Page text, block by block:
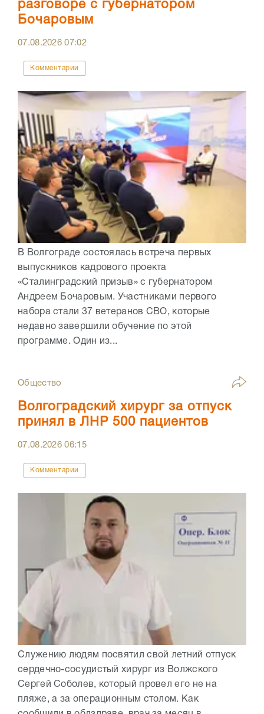
разговоре с губернатором
Бочаровым
07.08.202607:02
Комментарии
В Волгограде состоялась встреча первых
выпускников кадрового проекта
«Сталинградский призыв» с губернатором
Андреем Бочаровым. Участниками первого
набора стали 37 ветеранов СВО, которые
недавно завершили обучение по этой
программе. Один из...
Общество
Волгоградский хирург за отпуск
принял в ЛНР 500 пациентов
07.08.202606:15
Комментарии
Служению людям посвятил свой летний отпуск
сердечно-сосудистый хирург из Волжского
Сергей Соболев, который провел его не на
пляже, а за операционным столом. Как